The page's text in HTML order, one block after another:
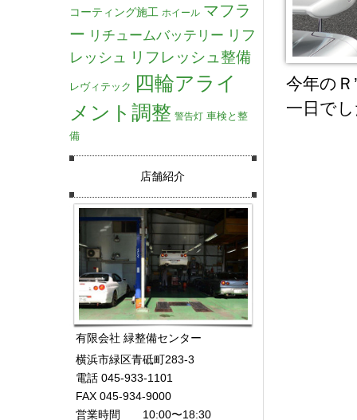
今年の
一日で
コーティング施工 ホイール マフラ
ー リチュームバッテリー リフ
レッシュ
リフレッシュ整備
レヴィテック 四輪アライ
メント調整 警告灯 車検と整
備
店舗紹介
有限会社 緑整備センター
横浜市緑区青砥町283-3
電話 045-933-1101
FAX 045-934-9000
営業時間 10:00〜18:30